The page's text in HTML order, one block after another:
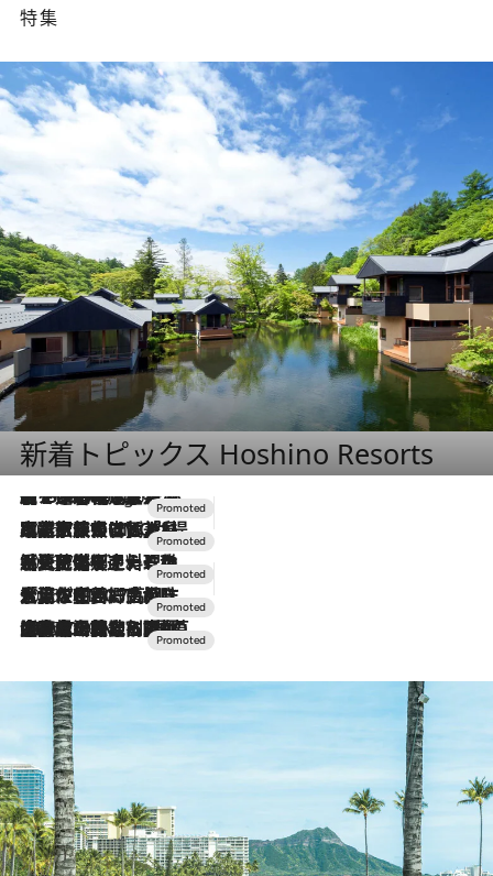
特集
新着トピックス Hoshino Resorts
2 Hours Ago
【トンボの足水浴】ヒノキの香りに包まれて涼感マックス！約13℃の湧水かけ流しを避暑地「星野温泉 トンボの湯」で体験
2026.7.31
【ホテル帰省】という選択肢をOMOが提案。家族とほどよい距離を保つには「昼は実家、夜は気兼ねなくホテルで！」
2026.7.24
【夏限定ディナーコース】旬を迎える稚鮎や花ズッキーニなどをイタリア・トスカーナの郷土料理の手法で満喫！
2026.7.17
「土佐和ハーブかき氷」がOMO7高知に登場！生姜、山椒、大葉など目にも舌にも涼を呼ぶ郷土の味
2026.7.10
NEW OPEN！【界 草津】名湯の地に誕生。趣の異なる2種の温泉と上州ならではの会席・蕎麦割烹など美食を味わう究極の癒やし旅